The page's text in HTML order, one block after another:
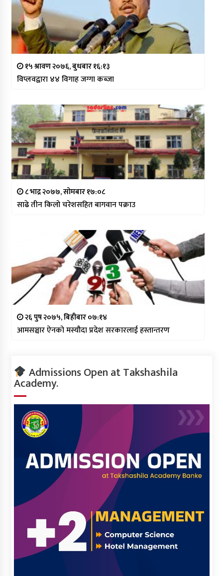
१५ श्रावण २०७६, बुधबार १६:१३
विप्लवद्वारा ४४ विगाह जग्गा कब्जा
८ भाद्र २०७७, सोमबार १७:०८
साढे तीन किलो चरेशसहित बागवान पक्राउ
२६ पुष २०७५, बिहीबार ०७:१४
आमसञ्चार ऐनको मस्यौदा प्रदेश सरकारलाई हस्तान्तरण
Admissions Open at Takshashila
Academy.